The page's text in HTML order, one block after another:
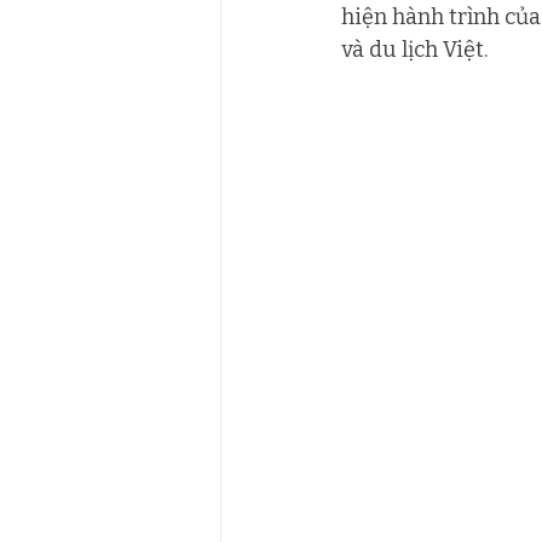
hiện hành trình
và du lịch Việt.